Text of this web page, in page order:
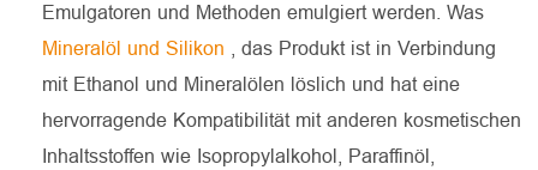
Emulgatoren und Methoden emulgiert werden. Was
Mineralöl und Silikon
, das Produkt ist in Verbindung
mit Ethanol und Mineralölen löslich und hat eine
hervorragende Kompatibilität mit anderen kosmetischen
Inhaltsstoffen wie Isopropylalkohol, Paraffinöl,